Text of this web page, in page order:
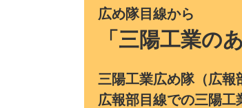
広め隊目線から
「三陽工業の
三陽工業広め隊（広報
広報部目線での三陽